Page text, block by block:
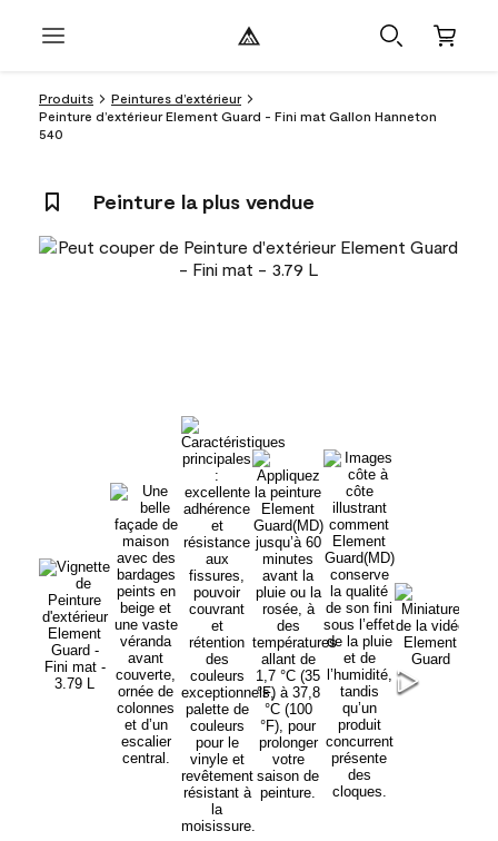
Produits
Peintures d’extérieur
Peinture d’extérieur Element Guard - Fini mat Gallon Hanneton
540
Peinture la plus vendue